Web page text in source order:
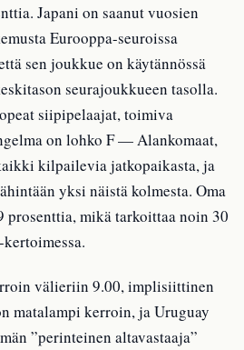
Japani on saanut vuosien
Eurooppa-seuroissa
sen joukkue on käytännössä
seurajoukkueen tasolla.
siipipelaajat, toimiva
on lohko F — Alankomaat,
kilpailevia jatkopaikasta, ja
yksi näistä kolmesta. Oma
mikä tarkoittaa noin 30
välieriin 9.00, implisiittinen
matalampi kerroin, ja Uruguay
”perinteinen altavastaaja”